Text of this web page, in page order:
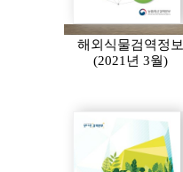
해외식물검역정보
(2021년 3월)